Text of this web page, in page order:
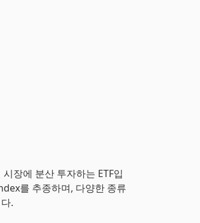
장에 분산 투자하는 ETF입
를 추종하며, 다양한 종류
.